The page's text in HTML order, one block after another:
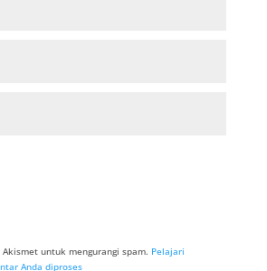
untuk mengurangi spam. Pelajari
Anda diproses